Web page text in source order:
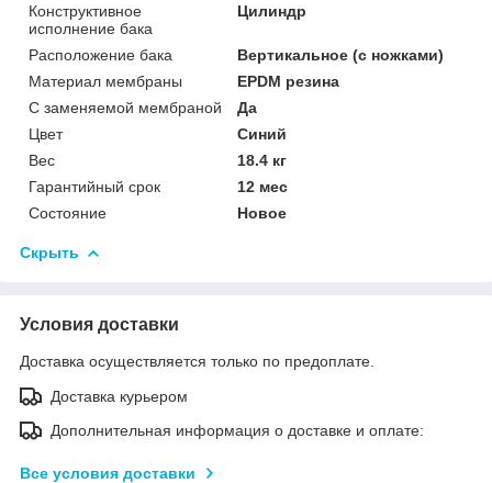
Конструктивное
исполнение бака
Цилиндр
Расположение бака
Вертикальное (с ножками)
Материал мембраны
EPDM резина
С заменяемой мембраной
Да
Цвет
Синий
Вес
18.4 кг
Гарантийный срок
12 мес
Состояние
Новое
Скрыть
Условия доставки
Доставка осуществляется только по предоплате.
Доставка курьером
Дополнительная информация о доставке и оплате:
Все условия доставки